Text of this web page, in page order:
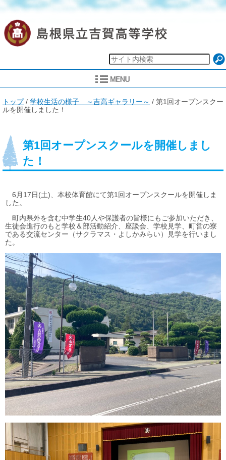
現
在
置：
トップ/ 学校生活の様子 ～吉高ギャラリー～ / 第1回オープンスクー
ルを開催しました！
第1回オープンスクールを開催しまし
た！
6月17日(土)、本校体育館にて第1回オープンスクールを開催しま
した。
町内県外を含む中学生40人や保護者の皆様にもご参加いただき、
生徒会進行のもと学校＆部活動紹介、座談会、学校見学、町営の寮
である交流センター（サクラマス・よしかみらい）見学を行いまし
た。